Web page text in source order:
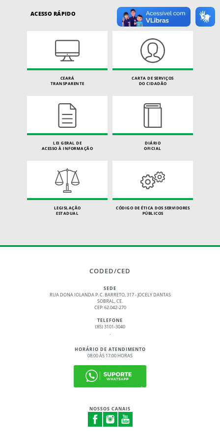
ACESSO RÁPIDO
CEARÁ
TRANSPARENTE
CARTA DE SERVIÇOS
DO CIDADÃO
LEI GERAL DE
ACESSO À INFORMAÇÃO
DIÁRIO
OFICIAL
LEGISLAÇÃO
ESTADUAL
CÓDIGO DE ÉTICA DOS SERVIDORES
PÚBLICOS
CODED/CED
SEDE
RUA DONA IOLANDA P. C. BARRETO, 317 - JOCELY DANTAS
SOBRAL, CE.
CEP: 62.042-270
TELEFONE
(85) 3101-3040
.
HORÁRIO DE ATENDIMENTO
08:00 ÀS 17:00 HORAS
NOSSOS CANAIS